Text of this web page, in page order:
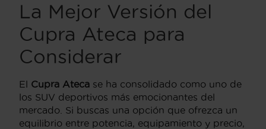
La Mejor Versión del
Cupra Ateca para
Considerar
El Cupra Ateca se ha consolidado como uno de
los SUV deportivos más emocionantes del
mercado. Si buscas una opción que ofrezca un
equilibrio entre potencia, equipamiento y precio,